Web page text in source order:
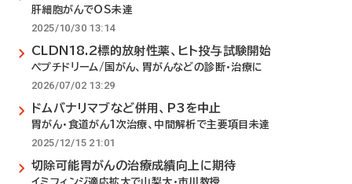
肝細胞がんでOS未達
2025/10/30 13:14
CLDN18.2標的放射性薬、ヒト投与試験開始
ペプチドリーム/国がん、胃がんなどの診断・治療に
2026/07/02 13:29
ドムバナリマブなど併用、P3を中止
胃がん・食道がん1次治療、中間解析で主要項目未達
2025/12/15 21:01
切除可能胃がんの治療成績向上に期待